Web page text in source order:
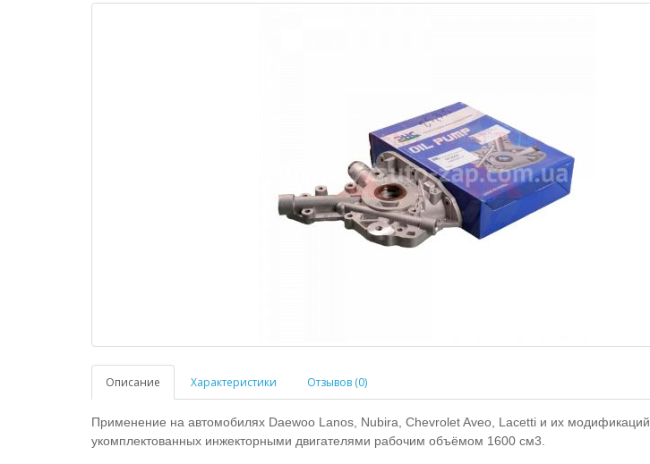
Описание Характеристики Отзывов (0)
Применение на автомобилях Daewoo Lanos, Nubira, Chevrolet Aveo, Lacetti и их модификаций
укомплектованных инжекторными двигателями рабочим объёмом 1600 см3.